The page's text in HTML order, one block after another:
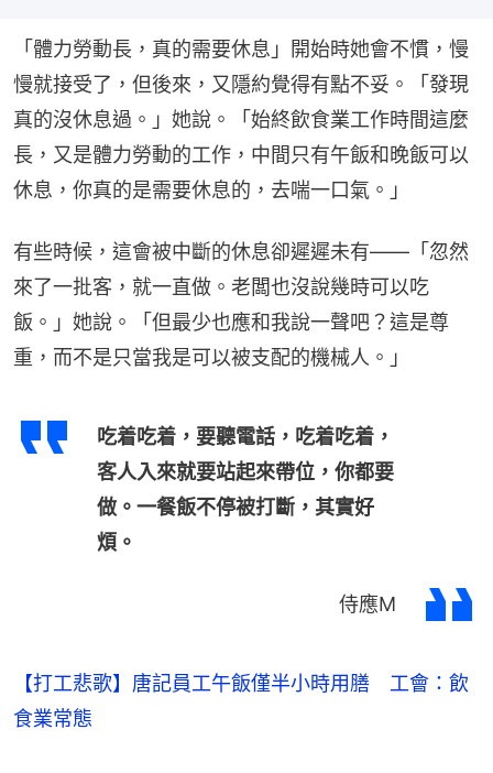
「體力勞動長，真的需要休息」開始時她會不慣，慢
慢就接受了，但後來，又隱約覺得有點不妥。「發現
真的沒休息過。」她說。「始終飲食業工作時間這麼
長，又是體力勞動的工作，中間只有午飯和晚飯可以
休息，你真的是需要休息的，去喘一口氣。」
有些時候，這會被中斷的休息卻遲遲未有——「忽然
來了一批客，就一直做。老闆也沒說幾時可以吃
飯。」她說。「但最少也應和我說一聲吧？這是尊
重，而不是只當我是可以被支配的機械人。」
吃着吃着，要聽電話，吃着吃着，
客人入來就要站起來帶位，你都要
做。一餐飯不停被打斷，其實好
煩。
侍應M
【打工悲歌】唐記員工午飯僅半小時用膳 工會：飲
食業常態